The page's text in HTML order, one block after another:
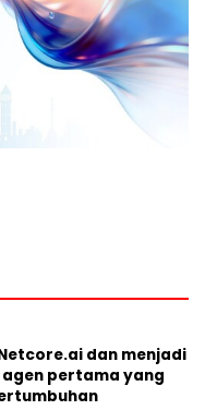
dan menjadi
pertama yang